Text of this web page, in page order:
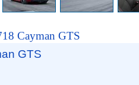
Cayman GTS
GTS